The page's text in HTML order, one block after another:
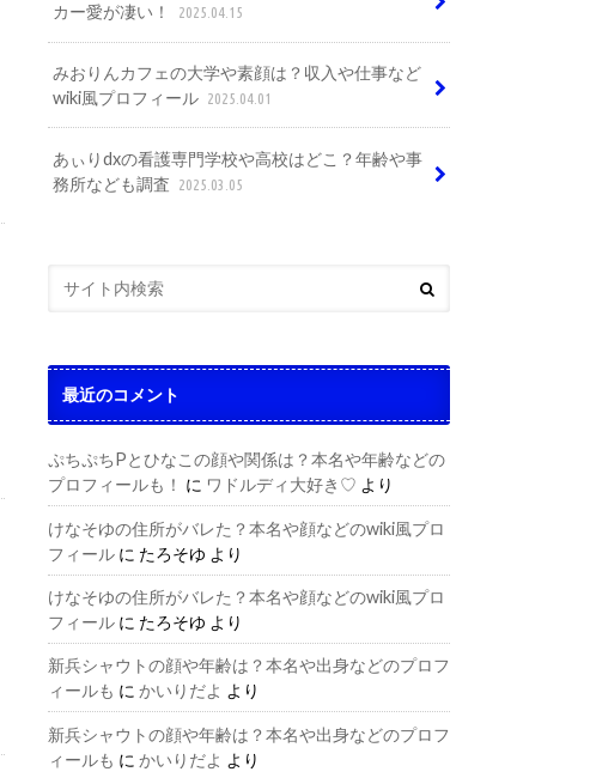
カー愛が凄い！
2025.04.15
みおりんカフェの大学や素顔は？収入や仕事など
wiki風プロフィール 2025.04.01
あぃりdxの看護専門学校や高校はどこ？年齢や事
務所なども調査
2025.03.05
最近のコメント
ぷちぷちPとひなこの顔や関係は？本名や年齢などの
プロフィールも！ に ワドルディ大好き♡ より
けなそゆの住所がバレた？本名や顔などのwiki風プロ
フィール に たろそゆ より
けなそゆの住所がバレた？本名や顔などのwiki風プロ
フィール に たろそゆ より
新兵シャウトの顔や年齢は？本名や出身などのプロフ
ィールも に かいりだよ より
新兵シャウトの顔や年齢は？本名や出身などのプロフ
ィールも に かいりだよ より